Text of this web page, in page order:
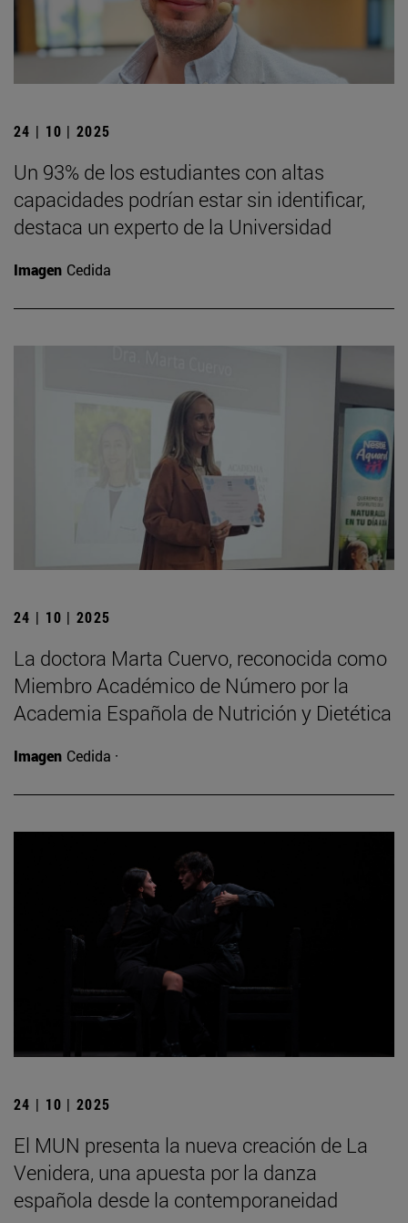
24 | 10 | 2025
Un 93% de los estudiantes con altas
capacidades podrían estar sin identificar,
destaca un experto de la Universidad
Imagen Cedida
24 | 10 | 2025
La doctora Marta Cuervo, reconocida como
Miembro Académico de Número por la
Academia Española de Nutrición y Dietética
Imagen Cedida ·
24 | 10 | 2025
El MUN presenta la nueva creación de La
Venidera, una apuesta por la danza
española desde la contemporaneidad